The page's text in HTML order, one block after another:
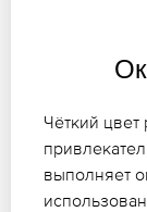
Чёткий цвет
выполняет